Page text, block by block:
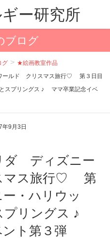
ー研究所
ブログ
グ
★絵画教室作品
ールド クリスマス旅行♡ 第３日目
スプリングス ♪ ママ卒業記念イベ
年9月3日
マス旅行♡ 第
・ハリウッ
プリングス ♪
ント第３弾